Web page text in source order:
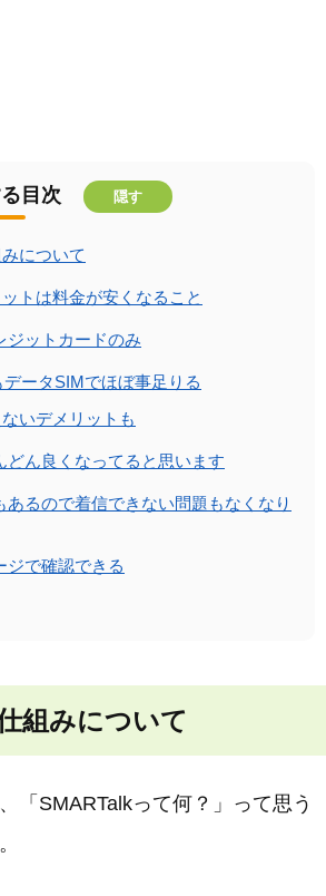
目次 隠す
について
トは料金が安くなること
ジットカードのみ
ータSIMでほぼ事足りる
いデメリットも
どん良くなってると思います
あるので着信できない問題もなくなり
ジで確認できる
組みについて
「SMARTalkって何？」って思う